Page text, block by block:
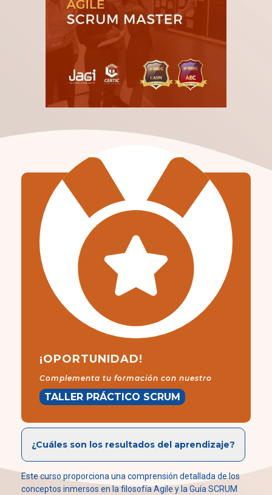
¡OPORTUNIDAD!
Complementa tu formación con nuestro
TALLER PRÁCTICO SCRUM
¿Cuáles son los resultados del aprendizaje?
Este curso proporciona una comprensión detallada de los
conceptos inmersos en la filosofía Agile y la Guía SCRUM